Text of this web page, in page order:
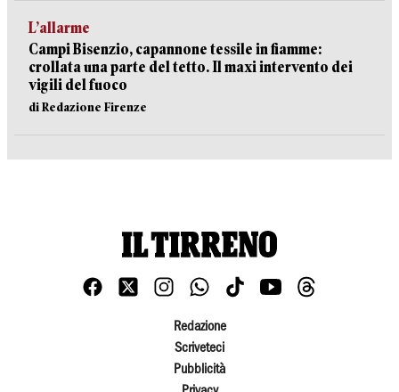
L’allarme
Campi Bisenzio, capannone tessile in fiamme:
crollata una parte del tetto. Il maxi intervento dei
vigili del fuoco
di Redazione Firenze
Redazione
Scriveteci
Pubblicità